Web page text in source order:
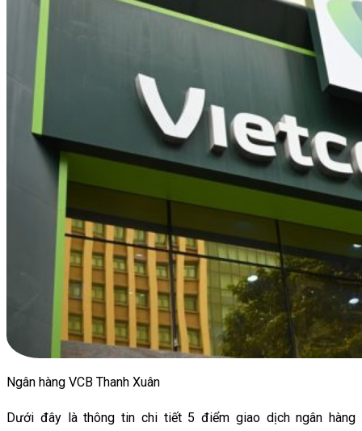
Ngân hàng VCB Thanh Xuân
Dưới đây là thông tin chi tiết 5 điểm giao dịch ngân hàng